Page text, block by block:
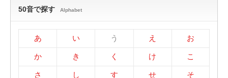
50音で探す Alphabet
あ い う え お
か き く け こ
さ し す せ そ